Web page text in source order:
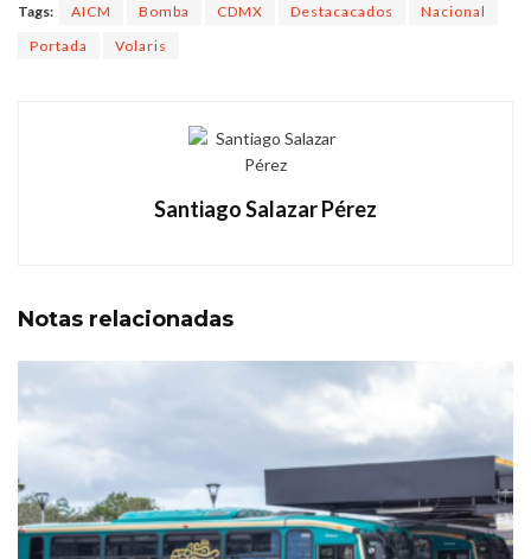
Tags: AICM Bomba CDMX Destacacados
Nacional
Portada
Volaris
Santiago Salazar Pérez
Notas relacionadas